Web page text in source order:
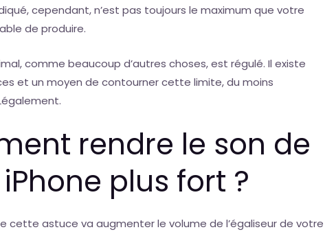
cependant, n’est pas toujours le maximum que votre
de produire.
comme beaucoup d’autres choses, est régulé. Il existe
et un moyen de contourner cette limite, du moins
rendre le son de
plus fort ?
cette astuce va augmenter le volume de l’égaliseur de votre